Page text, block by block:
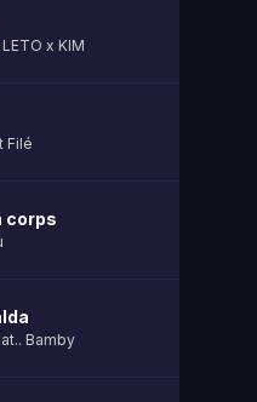
x KIM
Filé
corps
Bamby